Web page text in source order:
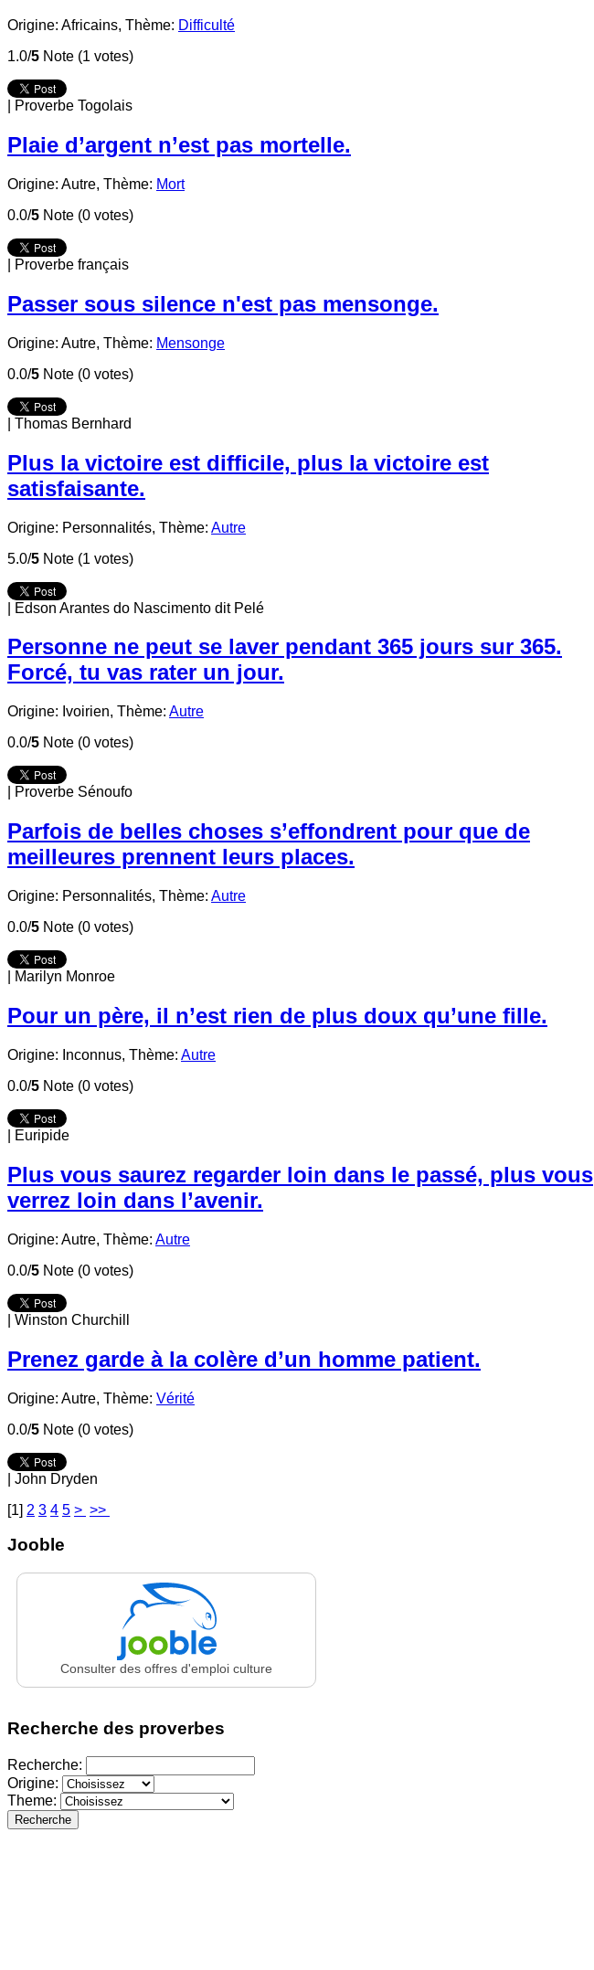
Origine: Africains, Thème: Difficulté
1.0/5 Note (1 votes)
Proverbe Togolais
Plaie d’argent n’est pas mortelle.
Origine: Autre, Thème: Mort
0.0/5 Note (0 votes)
Proverbe français
Passer sous silence n'est pas mensonge.
Origine: Autre, Thème: Mensonge
0.0/5 Note (0 votes)
Thomas Bernhard
Plus la victoire est difficile, plus la victoire est
satisfaisante.
Origine: Personnalités, Thème: Autre
5.0/5 Note (1 votes)
Edson Arantes do Nascimento dit Pelé
Personne ne peut se laver pendant 365 jours sur 365.
Forcé, tu vas rater un jour.
Origine: Ivoirien, Thème: Autre
0.0/5 Note (0 votes)
Proverbe Sénoufo
Parfois de belles choses s’effondrent pour que de
meilleures prennent leurs places.
Origine: Personnalités, Thème: Autre
0.0/5 Note (0 votes)
Marilyn Monroe
Pour un père, il n’est rien de plus doux qu’une fille.
Origine: Inconnus, Thème: Autre
0.0/5 Note (0 votes)
Euripide
Plus vous saurez regarder loin dans le passé, plus vous
verrez loin dans l’avenir.
Origine: Autre, Thème: Autre
0.0/5 Note (0 votes)
Winston Churchill
Prenez garde à la colère d’un homme patient.
Origine: Autre, Thème: Vérité
0.0/5 Note (0 votes)
John Dryden
[1] 2 3 4 5 > >>
Jooble
Consulter des offres d'emploi culture
Recherche des proverbes
Recherche:
Origine:
Theme:
Recherche